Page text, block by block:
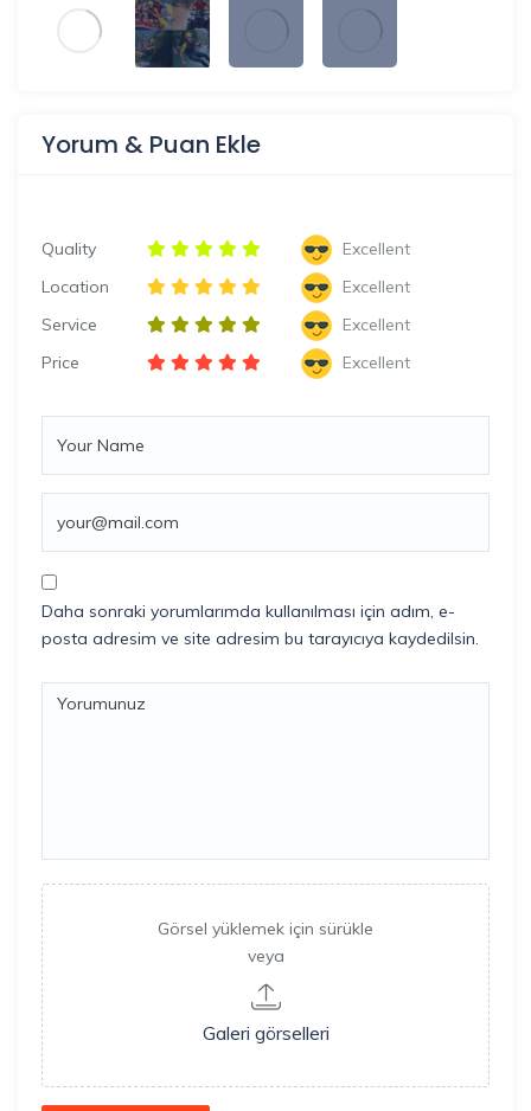
Yorum & Puan Ekle
Quality
Excellent
Location
Excellent
Service
Excellent
Price
Excellent
Daha sonraki yorumlarımda kullanılması için adım, e-
posta adresim ve site adresim bu tarayıcıya kaydedilsin.
Görsel yüklemek için sürükle
veya
Galeri görselleri